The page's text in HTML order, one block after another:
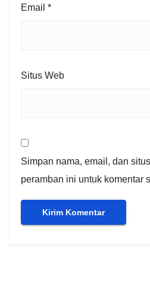
Email *
Situs Web
Simpan nama, email, dan
peramban ini untuk komentar